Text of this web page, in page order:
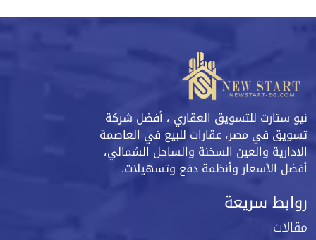
نيو ستارت للتسويق العقاري ، أفضل شركة
تسويق في مصر، عقارات للبيع في العاصمة
الادارية والعين السخنة والساحل الشمالي،
أفضل الأسعار وأنظمة دفع وتسهيلات.
روابط سريعة
مقالات